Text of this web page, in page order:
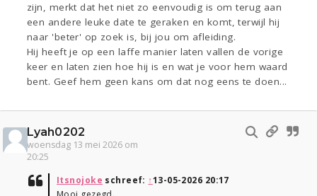
zijn, merkt dat het niet zo eenvoudig is om terug aan
een andere leuke date te geraken en komt, terwijl hij
naar 'beter' op zoek is, bij jou om afleiding.
Hij heeft je op een laffe manier laten vallen de vorige
keer en laten zien hoe hij is en wat je voor hem waard
bent. Geef hem geen kans om dat nog eens te doen...
Lyah0202
woensdag 13 mei 2026 om
20:25
Itsnojoke schreef: ↑13-05-2026 20:17